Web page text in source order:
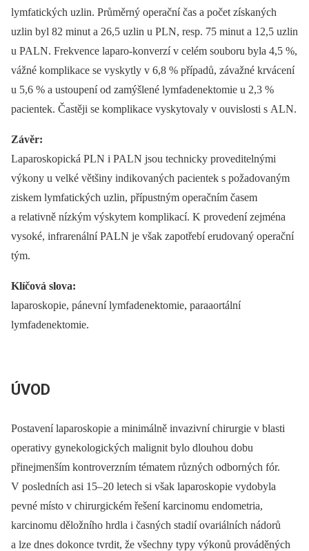
lymfatických uzlin. Průměrný operační čas a počet získaných
uzlin byl 82 minut a 26,5 uzlin u PLN, resp. 75 minut a 12,5 uzlin
u PALN. Frekvence laparo-konverzí v celém souboru byla 4,5 %,
vážné komplikace se vyskytly v 6,8 % případů, závažné krvácení
u 5,6 % a ustoupení od zamýšlené lymfadenektomie u 2,3 %
pacientek. Častěji se komplikace vyskytovaly v ouvislosti s ALN.
Závěr:
Laparoskopická PLN i PALN jsou technicky proveditelnými
výkony u velké většiny indikovaných pacientek s požadovaným
ziskem lymfatických uzlin, přípustným operačním časem
a relativně nízkým výskytem komplikací. K provedení zejména
vysoké, infrarenální PALN je však zapotřebí erudovaný operační
tým.
Klíčová slova:
laparoskopie, pánevní lymfadenektomie, paraaortální
lymfadenektomie.
ÚVOD
Postavení laparoskopie a minimálně invazivní chirurgie v blasti
operativy gynekologických malignit bylo dlouhou dobu
přinejmenším kontroverzním tématem různých odborných fór.
V posledních asi 15–20 letech si však laparoskopie vydobyla
pevné místo v chirurgickém řešení karcinomu endometria,
karcinomu děložního hrdla i časných stadií ovariálních nádorů
a lze dnes dokonce tvrdit, že všechny typy výkonů prováděných